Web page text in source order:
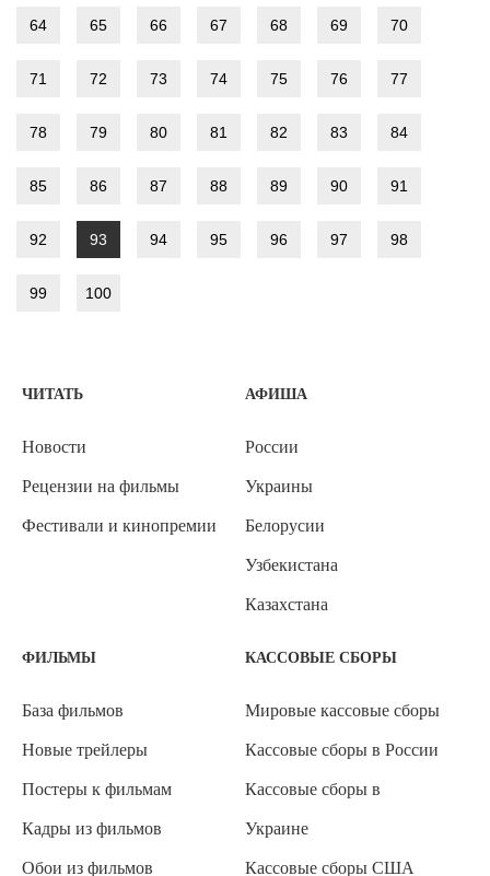
64 65 66 67 68 69 70
71 72 73 74 75 76 77
78 79 80 81 82 83 84
85 86 87 88 89 90 91
92 93 94 95 96 97 98
99 100
ЧИТАТЬ
Новости
Рецензии на фильмы
Фестивали и кинопремии
АФИША
России
Украины
Белорусии
Узбекистана
Казахстана
ФИЛЬМЫ
База фильмов
Новые трейлеры
Постеры к фильмам
Кадры из фильмов
Обои из фильмов
КАССОВЫЕ СБОРЫ
Мировые кассовые сборы
Кассовые сборы в России
Кассовые сборы в
Украине
Кассовые сборы США